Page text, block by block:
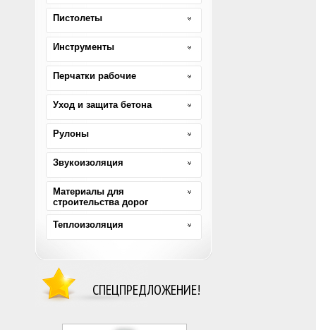
Пистолеты
Инструменты
Перчатки рабочие
Уход и защита бетона
Рулоны
Звукоизоляция
Материалы для
строительства дорог
Теплоизоляция
СПЕЦПРЕДЛОЖЕНИЕ!